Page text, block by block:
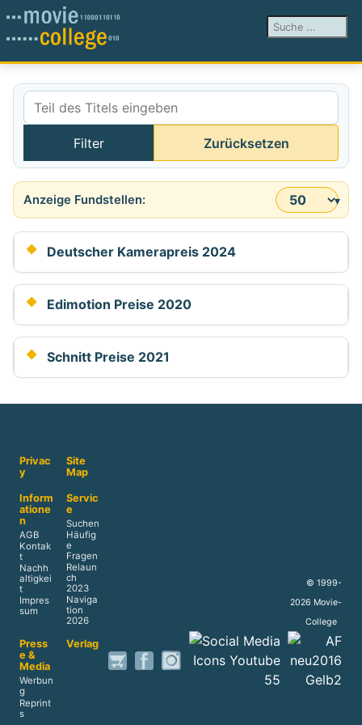
Suchen ...
Teil des Titels eingeben
Filter Zurücksetzen
Anzeige #
Deutscher Kamerapreis 2024
Edimotion Preise 2020
Schnitt Preise 2021
Privac
y
Site
Map
Inform
atione
n
AGB
Kontak
t
Nachh
altigkei
t
Impres
sum
Servic
e
Suchen
Häufig
e
Fragen
Relaun
ch
2023
Naviga
tion
2026
Press
e &
Media
Werbun
g
Reprint
s
Verlag
© 1999-
2026 Movie-
College